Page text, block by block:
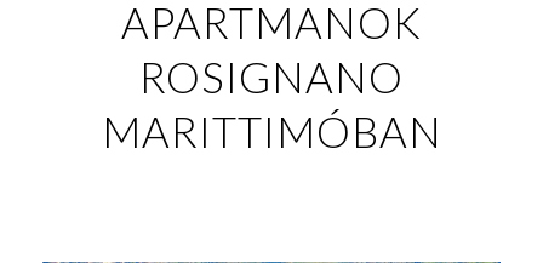
APARTMANOK
ROSIGNANO
MARITTIMÓBAN